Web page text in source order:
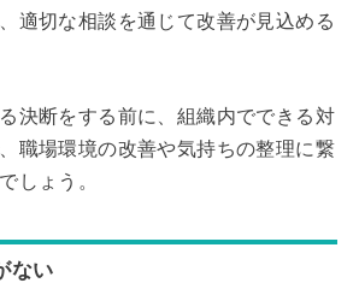
適切な相談を通じて改善が見込める
決断をする前に、組織内でできる対
職場環境の改善や気持ちの整理に繋
しょう。
ない